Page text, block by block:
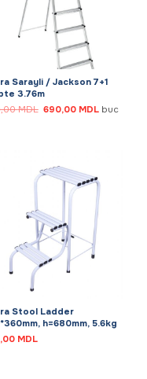
Sarayli / Jackson 7+1
3.76m
MDL Prețul
inițial
690,00 MDLPrețul
buc
Stool Ladder
h=680mm, 5.6kg
MDL